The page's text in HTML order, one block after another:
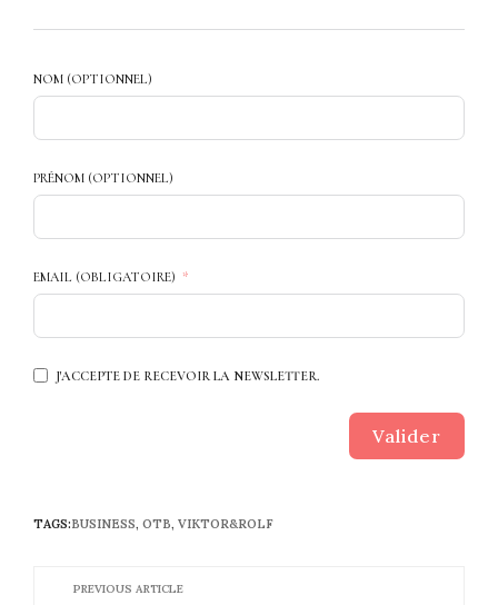
NOM (OPTIONNEL)
PRÉNOM (OPTIONNEL)
EMAIL (OBLIGATOIRE)
J'ACCEPTE DE RECEVOIR LA NEWSLETTER.
Valider
TAGS:BUSINESS, OTB, VIKTOR&ROLF
PREVIOUS ARTICLE